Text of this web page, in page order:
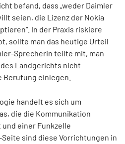
befand, dass „weder Daimler
seien, die Lizenz der Nokia
In der Praxis riskiere
sollte man das heutige Urteil
Sprecherin teilte mit, man
Landgerichts nicht
Berufung einlegen.
handelt es sich um
die die Kommunikation
einer Funkzelle
sind diese Vorrichtungen in